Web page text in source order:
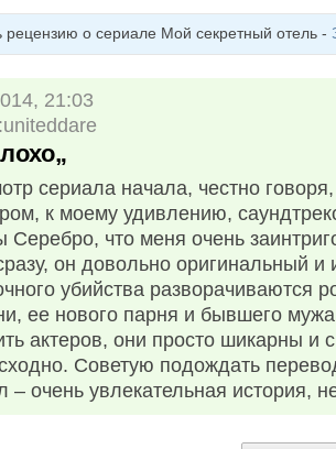
рецензию о сериале Мой секретный отель -
21:03
сериала начала, честно
к моему удивлению,
Серебро, что меня очень
он довольно оригинальный
убийства разворачиваются
ее нового парня и бывшего
актеров, они просто шикарны и
Советую подождать
– очень увлекательная история,